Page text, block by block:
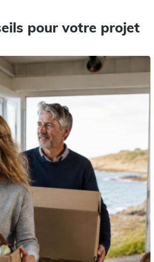
pour votre projet